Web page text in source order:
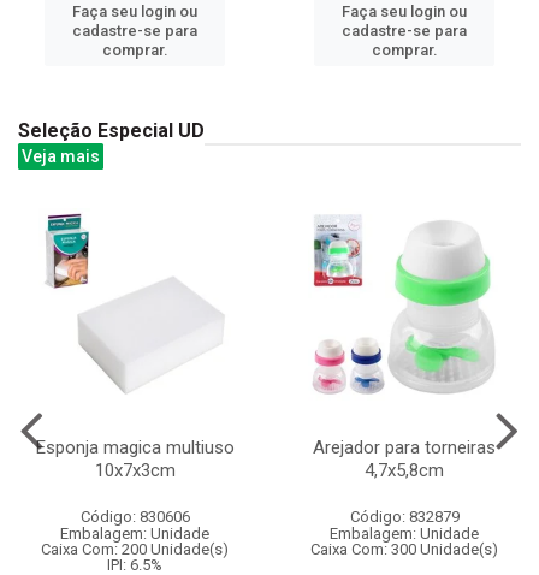
Faça seu login ou
cadastre-se para
comprar.
Faça seu login ou
cadastre-se para
comprar.
Seleção Especial UD
Veja mais
Esponja magica multiuso
10x7x3cm
Código: 830606
Embalagem: Unidade
Caixa Com: 200 Unidade(s)
IPI: 6.5%
Arejador para torneiras
4,7x5,8cm
Código: 832879
Embalagem: Unidade
Caixa Com: 300 Unidade(s)